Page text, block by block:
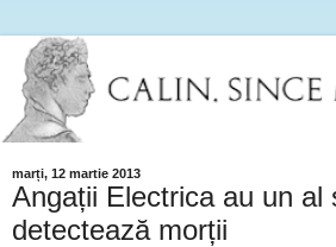
marți, 12 martie 2013
Angații Electrica au un al
detectează morții